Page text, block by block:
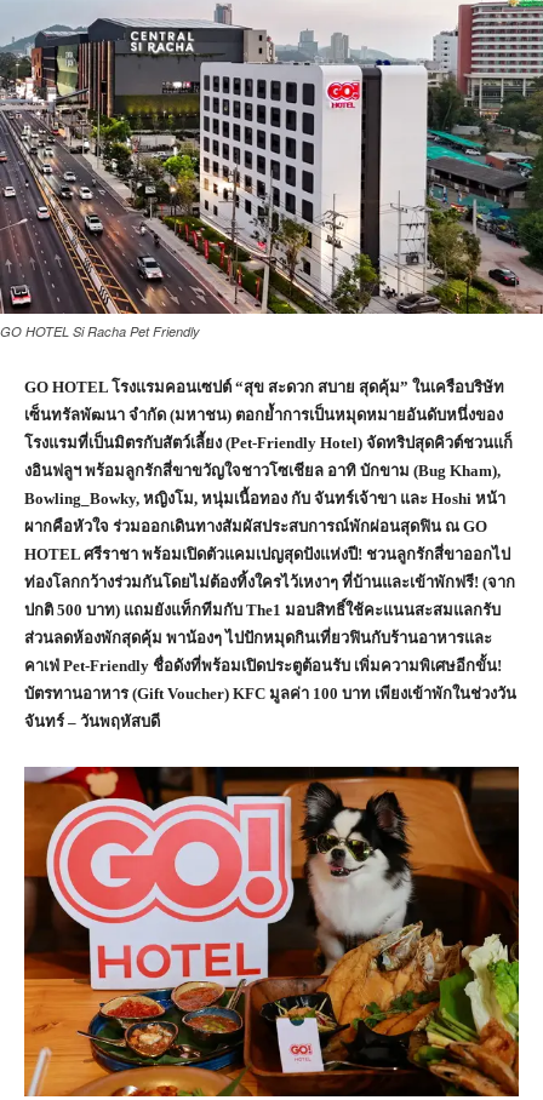
GO HOTEL Si Racha Pet Friendly
GO HOTEL โรงแรมคอนเซปต์ “สุข สะดวก สบาย สุดคุ้ม” ในเครือบริษัท
เซ็นทรัลพัฒนา จำกัด (มหาชน) ตอกย้ำการเป็นหมุดหมายอันดับหนึ่งของ
โรงแรมที่เป็นมิตรกับสัตว์เลี้ยง (Pet-Friendly Hotel) จัดทริปสุดคิวต์ชวนแก็
งอินฟลูฯ พร้อมลูกรักสี่ขาขวัญใจชาวโซเชียล อาทิ บักขาม (Bug Kham),
Bowling_Bowky, หญิงโม, หนุ่มเนื้อทอง กับ จันทร์เจ้าขา และ Hoshi หน้า
ผากคือหัวใจ ร่วมออกเดินทางสัมผัสประสบการณ์พักผ่อนสุดฟิน ณ GO
HOTEL ศรีราชา พร้อมเปิดตัวแคมเปญสุดปังแห่งปี! ชวนลูกรักสี่ขาออกไป
ท่องโลกกว้างร่วมกันโดยไม่ต้องทิ้งใครไว้เหงาๆ ที่บ้านและเข้าพักฟรี! (จาก
ปกติ 500 บาท) แถมยังแท็กทีมกับ The1 มอบสิทธิ์ใช้คะแนนสะสมแลกรับ
ส่วนลดห้องพักสุดคุ้ม พาน้องๆ ไปปักหมุดกินเที่ยวฟินกับร้านอาหารและ
คาเฟ่ Pet-Friendly ชื่อดังที่พร้อมเปิดประตูต้อนรับ เพิ่มความพิเศษอีกขั้น!
บัตรทานอาหาร (Gift Voucher) KFC มูลค่า 100 บาท เพียงเข้าพักในช่วงวัน
จันทร์ – วันพฤหัสบดี